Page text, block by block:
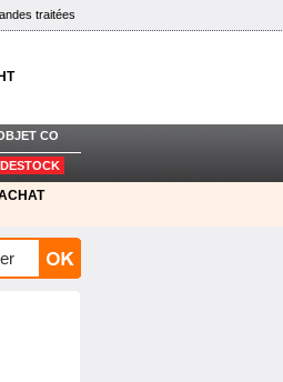
traitées
CO
DESTOCK